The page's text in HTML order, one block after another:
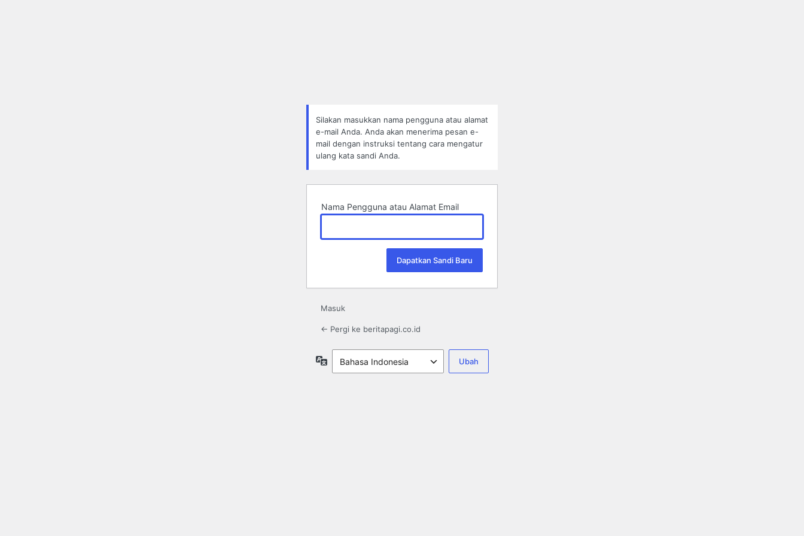
Silakan masukkan nama pengguna atau alamat
e-mail Anda. Anda akan menerima pesan e-
mail dengan instruksi tentang cara mengatur
ulang kata sandi Anda.
Nama Pengguna atau Alamat Email
Masuk
← Pergi ke beritapagi.co.id
Bahasa